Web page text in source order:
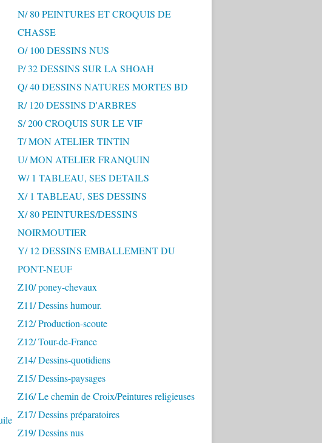
N/ 80 PEINTURES ET CROQUIS DE
CHASSE
O/ 100 DESSINS NUS
P/ 32 DESSINS SUR LA SHOAH
Q/ 40 DESSINS NATURES MORTES BD
R/ 120 DESSINS D'ARBRES
S/ 200 CROQUIS SUR LE VIF
T/ MON ATELIER TINTIN
U/ MON ATELIER FRANQUIN
W/ 1 TABLEAU, SES DETAILS
X/ 1 TABLEAU, SES DESSINS
X/ 80 PEINTURES/DESSINS
NOIRMOUTIER
Y/ 12 DESSINS EMBALLEMENT DU
PONT-NEUF
Z10/ poney-chevaux
Z11/ Dessins humour.
Z12/ Production-scoute
Z12/ Tour-de-France
Z14/ Dessins-quotidiens
Z15/ Dessins-paysages
Z16/ Le chemin de Croix/Peintures religieuses
Z17/ Dessins préparatoires
Z19/ Dessins nus